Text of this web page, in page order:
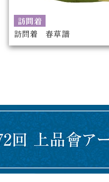
訪問着
訪問着 春草譜